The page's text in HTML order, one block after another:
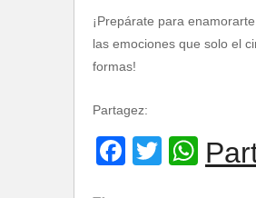
¡Prepárate para
las emociones que solo el
formas!
Partagez:
Facebook
Twitter